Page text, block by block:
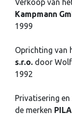
Verkoop van
Kampmann
1999
Oprichting van
s.r.o. door
1992
Privatisering
de merken